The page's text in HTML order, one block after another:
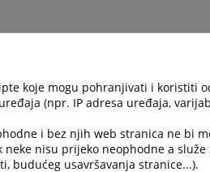
koje mogu pohranjivati i koristiti
(npr. IP adresa uređaja,
i bez njih web stranica ne bi
nisu prijeko neophodne a služe
budućeg usavršavanja stranice...).